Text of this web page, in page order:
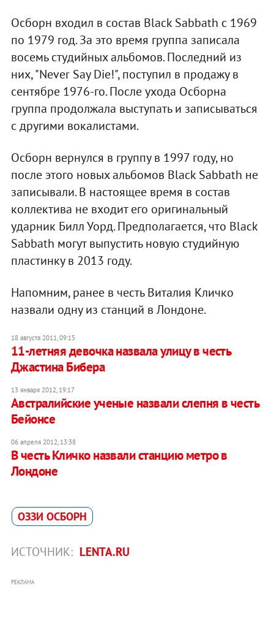
Осборн входил в состав Black Sabbath с 1969
по 1979 год. За это время группа записала
восемь студийных альбомов. Последний из
них, "Never Say Die!", поступил в продажу в
сентябре 1976-го. После ухода Осборна
группа продолжала выступать и записываться
с другими вокалистами.
Осборн вернулся в группу в 1997 году, но
после этого новых альбомов Black Sabbath не
записывали. В настоящее время в состав
коллектива не входит его оригинальный
ударник Билл Уорд. Предполагается, что Black
Sabbath могут выпустить новую студийную
пластинку в 2013 году.
Напомним, ранее в честь Виталия Кличко
назвали одну из станций в Лондоне.
18 августа 2011, 09:15
11-летняя девочка назвала улицу в честь
Джастина Бибера
13 января 2012, 19:17
Австралийские ученые назвали слепня в честь
Бейонсе
06 апреля 2012, 13:38
В честь Кличко назвали станцию метро в
Лондоне
ОЗЗИ ОСБОРН
ИСТОЧНИК: LENTA.RU
РЕКЛАМА